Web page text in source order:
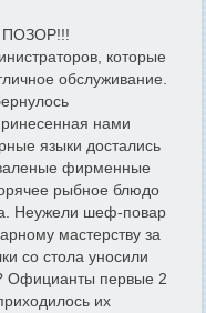
ПОЗОР!!!
которые
обслуживание.
нами
языки достались
фирменные
рыбное блюдо
Неужели шеф-повар
мастерству за
со стола уносили
Официанты первые 2
их